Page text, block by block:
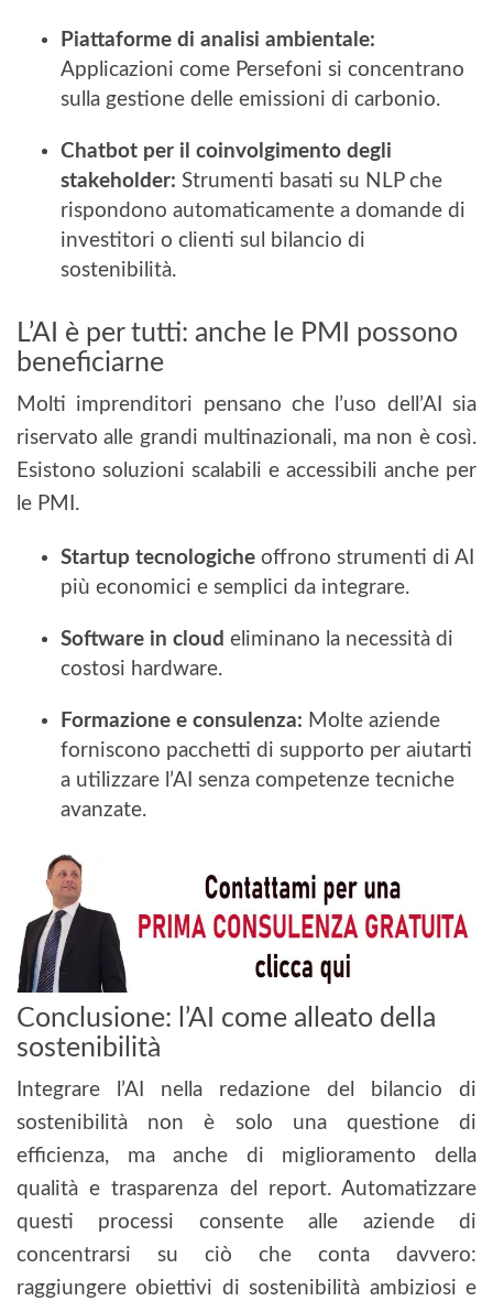
Piattaforme di analisi ambientale:
Applicazioni come Persefoni si concentrano
sulla gestione delle emissioni di carbonio.
Chatbot per il coinvolgimento degli
stakeholder: Strumenti basati su NLP che
rispondono automaticamente a domande di
investitori o clienti sul bilancio di
sostenibilità.
L’AI è per tutti: anche le PMI possono
beneficiarne
Molti imprenditori pensano che l’uso dell’AI sia
riservato alle grandi multinazionali, ma non è così.
Esistono soluzioni scalabili e accessibili anche per
le PMI.
Startup tecnologiche offrono strumenti di AI
più economici e semplici da integrare.
Software in cloud eliminano la necessità di
costosi hardware.
Formazione e consulenza: Molte aziende
forniscono pacchetti di supporto per aiutarti
a utilizzare l’AI senza competenze tecniche
avanzate.
Conclusione: l’AI come alleato della
sostenibilità
Integrare l’AI nella redazione del bilancio di
sostenibilità non è solo una questione di
efficienza, ma anche di miglioramento della
qualità e trasparenza del report. Automatizzare
questi processi consente alle aziende di
concentrarsi su ciò che conta davvero:
raggiungere obiettivi di sostenibilità ambiziosi e